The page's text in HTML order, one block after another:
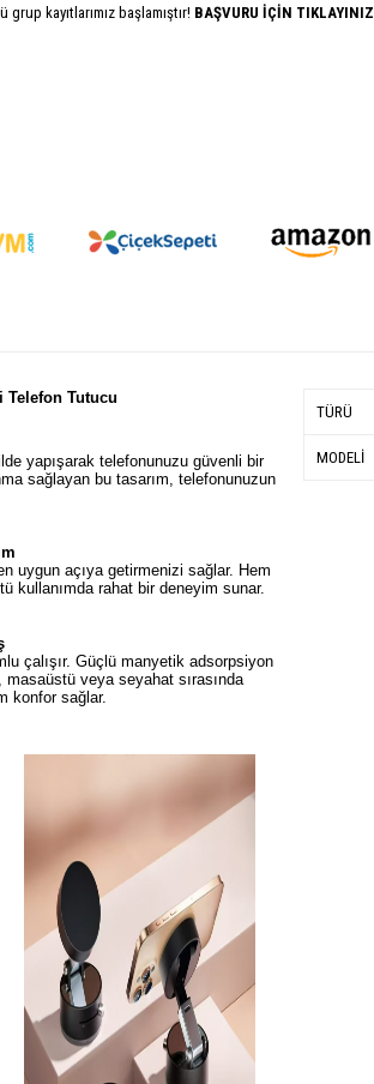
kayıtlarımız başlamıştır! BAŞVURU İÇİN TIKLAYINIZ
Telefon Tutucu
yapışarak telefonunuzu güvenli bir
sağlayan bu tasarım, telefonunuzun
uygun açıya getirmenizi sağlar. Hem
kullanımda rahat bir deneyim sunar.
çalışır. Güçlü manyetik adsorpsiyon
veya seyahat sırasında
konfor sağlar.
TÜRÜ
MODELİ